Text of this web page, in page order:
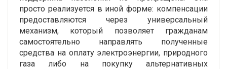
просто реализуется в иной форме: компенсации
предоставляются через универсальный
механизм, который позволяет гражданам
самостоятельно направлять полученные
средства на оплату электроэнергии, природного
газа либо на покупку альтернативных